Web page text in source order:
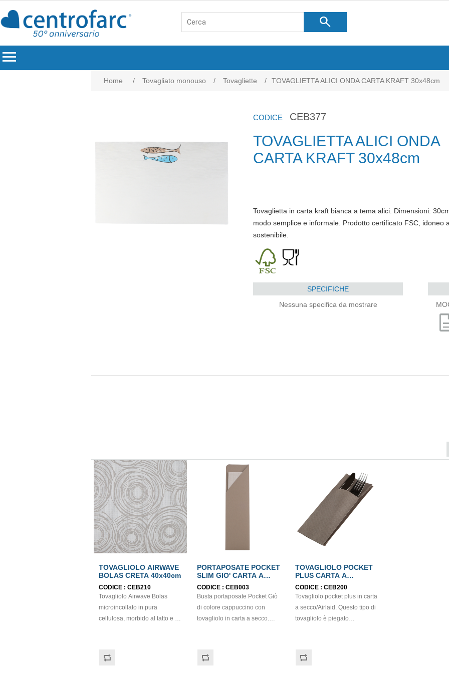
search
menu
Home / Tovagliato monouso / Tovagliette / TOVAGLIETTA ALICI ONDA CARTA KRAFT 30x48cm
CODICE CEB377
TOVAGLIETTA ALICI ONDA
CARTA KRAFT 30x48cm
Tovaglietta in carta kraft bianca a tema alici. Dimensioni:
modo semplice e informale. Prodotto certificato FSC, idoneo
sostenibile.
SPECIFICHE
Nessuna specifica da mostrare
TOVAGLIOLO AIRWAVE
BOLAS CRETA 40x40cm
CODICE : CEB210
Tovagliolo Airwave Bolas
microincollato in pura
cellulosa, morbido al tatto e di
e idoneo al contatto
PORTAPOSATE POCKET
SLIM GIO' CARTA A
SECCO/AIRLAID
CAPPUCCINO
6,5x23,5cm
CODICE : CEB003
Busta portaposate Pocket Giò
di colore cappuccino con
tovagliolo in carta a secco.
alimentare. Dimensioni busta:
TOVAGLIOLO POCKET
PLUS CARTA A
SECCO/AIRLAID CRETA
40x32cm
CODICE : CEB200
Tovagliolo pocket plus in carta
a secco/Airlaid. Questo tipo di
tovagliolo è piegato
sobria e moderna che si